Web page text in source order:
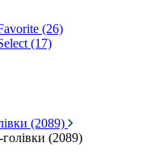
(26)
(17)
(2089)
(2089)